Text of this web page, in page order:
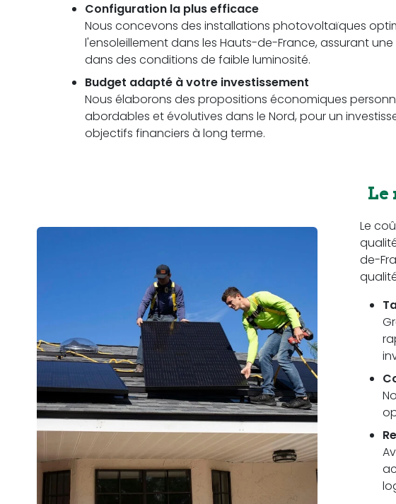
Configuration la plus efficace
Nous concevons des installations photovoltaïques
l'ensoleillement dans les Hauts-de-France, assurant
dans des conditions de faible luminosité.
Budget adapté à votre investissement
Nous élaborons des propositions économiques
abordables et évolutives dans le Nord, pour un
objectifs financiers à long terme.
Le
Le
de-